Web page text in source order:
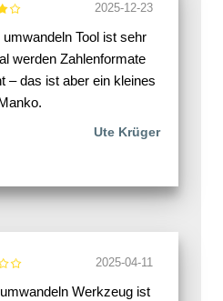
2025-12-23
Tool ist sehr
werden Zahlenformate
– das ist aber ein kleines
Ute Krüger
2025-04-11
Werkzeug ist